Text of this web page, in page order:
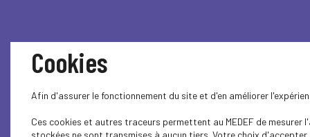
Cookies
Afin d'assurer le fonctionnement du site et d'en améliorer
Ces cookies et autres traceurs permettent au MEDEF de
stockées ne sont transmises à aucun tiers. Votre choix